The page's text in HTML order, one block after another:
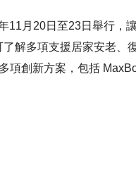
11月20日至23日舉行，
解多項支援居家安老、
創新方案，包括
均到訪LSCM展位，交